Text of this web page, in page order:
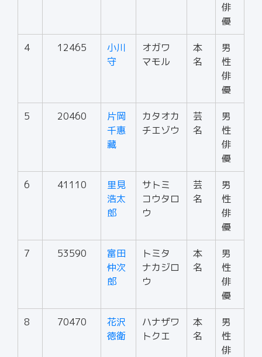
俳
優
4 12465
小川
守
オガワ
マモル
本
名
男
性
俳
優
5 20460
片岡
千惠
藏
カタオカ
チエゾウ
芸
名
男
性
俳
優
6 41110
里見
浩太
郎
サトミ
コウタロ
ウ
芸
名
男
性
俳
優
7 53590
富田
仲次
郎
トミタ
ナカジロ
ウ
本
名
男
性
俳
優
8 70470
花沢
徳衛
ハナザワ
トクエ
本
名
男
性
俳